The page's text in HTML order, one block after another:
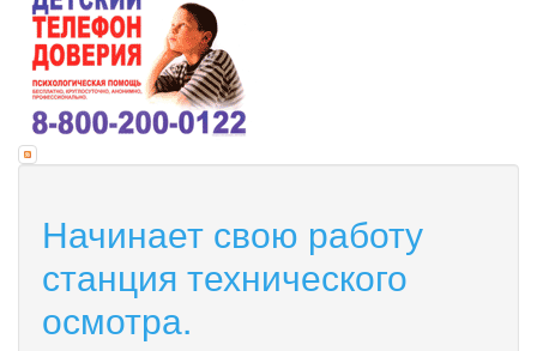
Начинает свою работу
станция технического
осмотра.